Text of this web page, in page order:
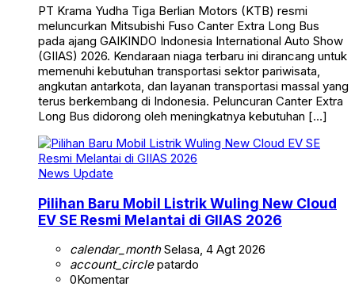
PT Krama Yudha Tiga Berlian Motors (KTB) resmi
meluncurkan Mitsubishi Fuso Canter Extra Long Bus
pada ajang GAIKINDO Indonesia International Auto Show
(GIIAS) 2026. Kendaraan niaga terbaru ini dirancang untuk
memenuhi kebutuhan transportasi sektor pariwisata,
angkutan antarkota, dan layanan transportasi massal yang
terus berkembang di Indonesia. Peluncuran Canter Extra
Long Bus didorong oleh meningkatnya kebutuhan […]
News Update
Pilihan Baru Mobil Listrik Wuling New Cloud
EV SE Resmi Melantai di GIIAS 2026
calendar_monthSelasa, 4 Agt 2026
account_circlepatardo
0Komentar